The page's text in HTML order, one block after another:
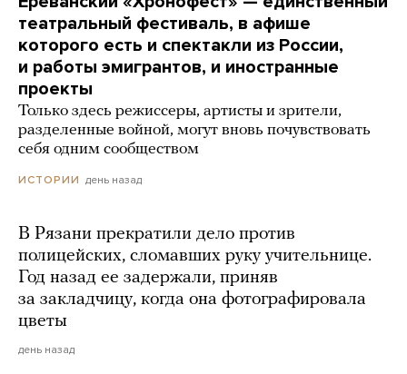
театральный фестиваль, в афише
которого есть и спектакли из России,
и работы эмигрантов, и иностранные
проекты
Только здесь режиссеры, артисты и зрители,
разделенные войной, могут вновь почувствовать
себя одним сообществом
ИСТОРИИ день назад
В Рязани прекратили дело против
полицейских, сломавших руку учительнице.
Год назад ее задержали, приняв
за закладчицу, когда она фотографировала
цветы
день назад